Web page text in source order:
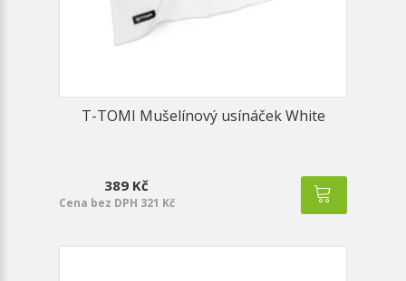
T-TOMI Mušelínový usínáček White
389 Kč
Cena bez DPH 321 Kč